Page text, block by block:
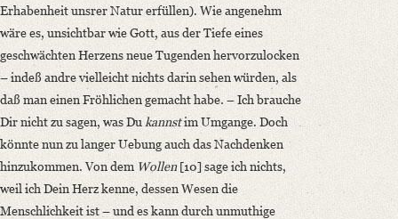
Erhabenheit unsrer Natur erfüllen). Wie angenehm
wäre es, unsichtbar wie Gott, aus der Tiefe eines
geschwächten Herzens neue Tugenden hervorzulocken
– indeß andre vielleicht nichts darin sehen würden, als
daß man einen Fröhlichen gemacht habe. – Ich brauche
Dir nicht zu sagen, was Du kannstim Umgange. Doch
könnte nun zu langer Uebung auch das Nachdenken
hinzukommen. Von dem Wollen[10] sage ich nichts,
weil ich Dein Herz kenne, dessen Wesen die
Menschlichkeit ist – und es kann durch unmuthige